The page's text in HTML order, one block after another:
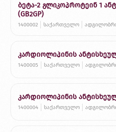
ბეტა-2 გლიკოპროტეინ 1
(GB2GP)
1400002 საქართველო
კარდიოლიპინის
1400005 საქართველო
კარდიოლიპინის
1400004 საქართველო